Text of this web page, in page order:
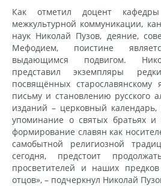
Как отметил доцент
межкультурной коммуникации,
наук Николай Пузов, деяние,
Мефодием, поистине
выдающимся подвигом.
представил экземпляры
посвящённых старославянскому
письму и становлению русского
изданий – церковный календарь,
упоминание о святых братьях и
формирование славян как
самобытной религиозной
сегодня, предстоит
просветителей и наших
отцов», – подчеркнул Николай